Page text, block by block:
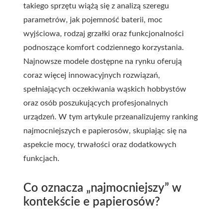
takiego sprzętu wiążą się z analizą szeregu
parametrów, jak pojemność baterii, moc
wyjściowa, rodzaj grzałki oraz funkcjonalności
podnoszące komfort codziennego korzystania.
Najnowsze modele dostępne na rynku oferują
coraz więcej innowacyjnych rozwiązań,
spełniających oczekiwania wąskich hobbystów
oraz osób poszukujących profesjonalnych
urządzeń. W tym artykule przeanalizujemy ranking
najmocniejszych e papierosów, skupiając się na
aspekcie mocy, trwałości oraz dodatkowych
funkcjach.
Co oznacza „najmocniejszy” w
kontekście e papierosów?